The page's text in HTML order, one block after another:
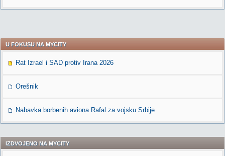
U FOKUSU NA MYCITY
Rat Izrael i SAD protiv Irana 2026
Orešnik
Nabavka borbenih aviona Rafal za vojsku Srbije
IZDVOJENO NA MYCITY